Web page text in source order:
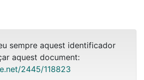
sempre aquest identificador
aquest document:
2445/118823